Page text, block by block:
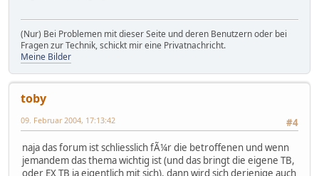
(Nur) Bei Problemen mit dieser Seite und deren Benutzern oder bei
Fragen zur Technik, schickt mir eine Privatnachricht.
Meine Bilder
toby
#4
09. Februar 2004, 17:13:42
naja das forum ist schliesslich fÃ¼r die betroffenen und wenn
jemandem das thema wichtig ist (und das bringt die eigene TB,
oder EX TB ja eigentlich mit sich), dann wird sich derjenige auch